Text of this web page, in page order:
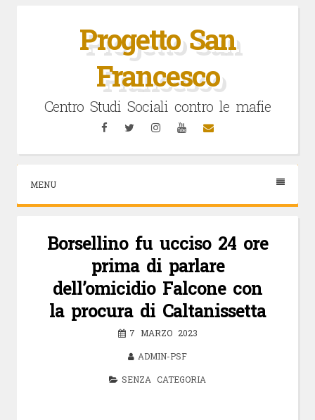
Progetto San
Francesco
Centro Studi Sociali contro le mafie
FacebookTwitterInstagramYouTubeEmail
MENU
Borsellino fu ucciso 24 ore
prima di parlare
dell’omicidio Falcone con
la procura di Caltanissetta
7 MARZO 2023
ADMIN-PSF
SENZA CATEGORIA